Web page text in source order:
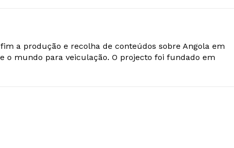
a produção e recolha de conteúdos sobre Angola em
o mundo para veiculação. O projecto foi fundado em